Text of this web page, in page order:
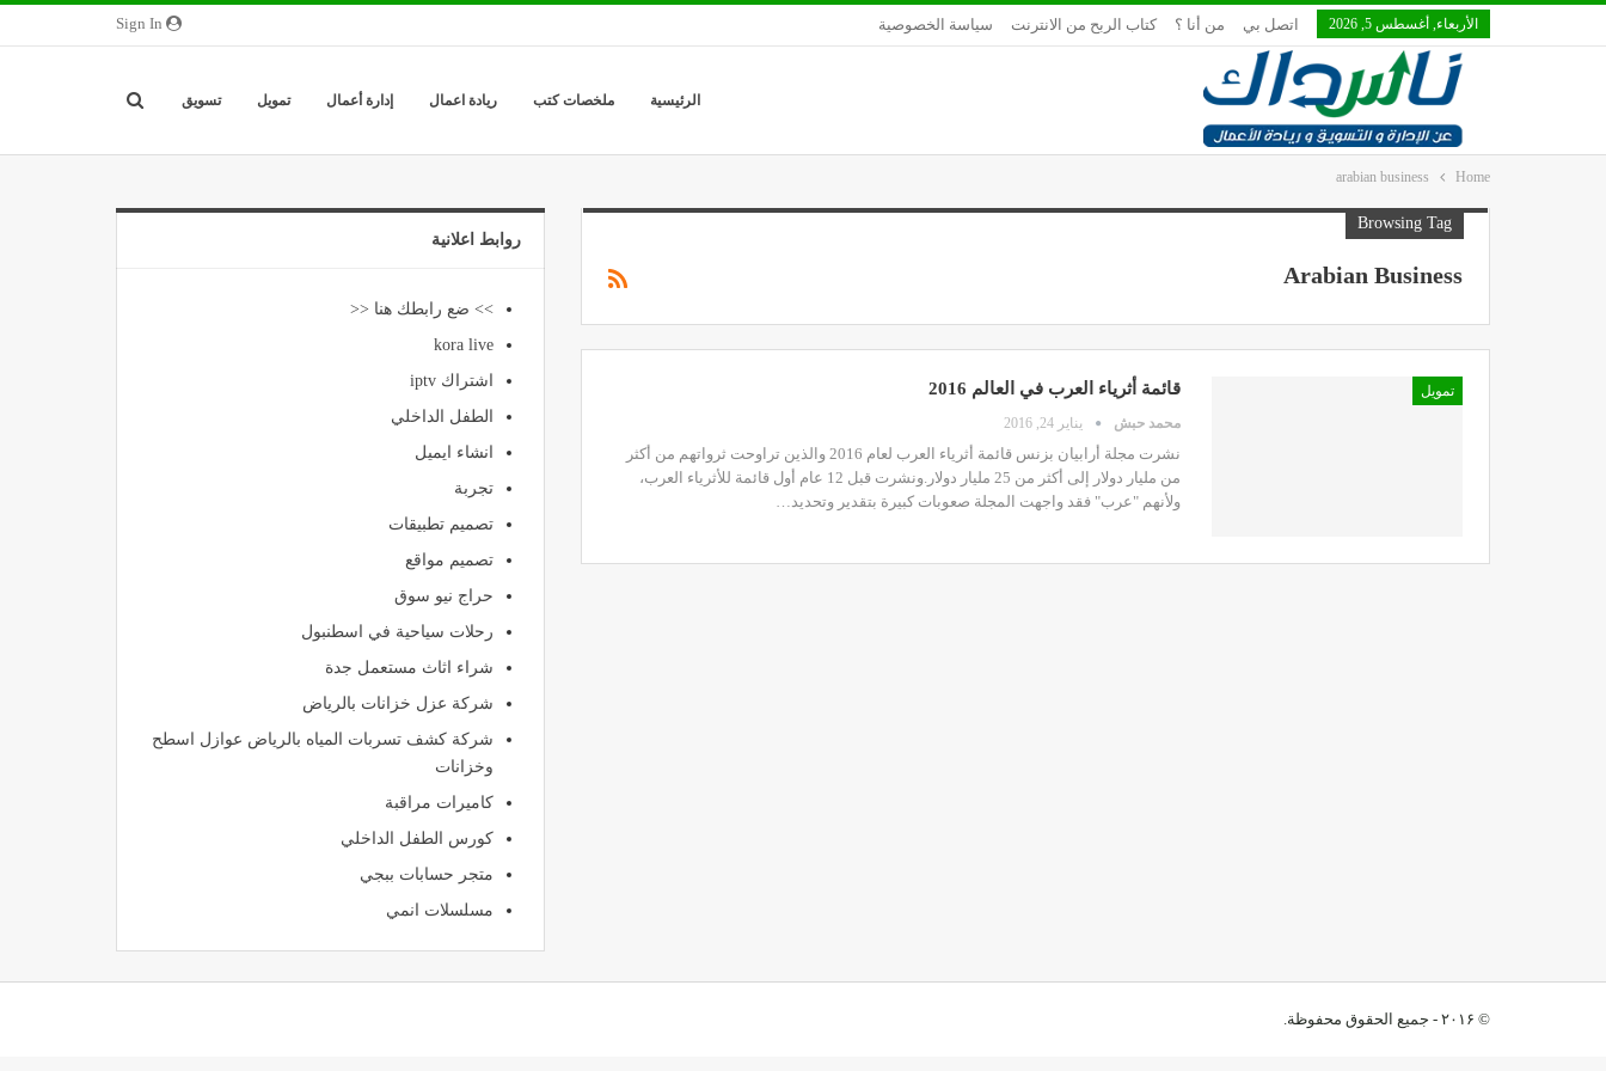
الأربعاء, أغسطس 5, 2026 اتصل بي من أنا ؟ كتاب الربح من الانترنت سياسة الخصوصية
الرئيسية ملخصات كتب ريادة اعمال إدارة أعمال تمويل تسويق
Home
arabian business
Browsing Tag
Arabian Business
تمويل قائمة أثرياء العرب في العالم 2016
محمد حبش يناير 24, 2016
نشرت مجلة أرابيان بزنس قائمة أثرياء العرب لعام 2016 والذين تراوحت ثرواتهم من أكثر
من مليار دولار إلى أكثر من 25 مليار دولار.ونشرت قبل 12 عام أول قائمة للأثرياء العرب،
ولأنهم "عرب" فقد واجهت المجلة صعوبات كبيرة بتقدير وتحديد…
روابط اعلانية
>> ضع رابطك هنا <<
kora live
اشتراك iptv
الطفل الداخلي
انشاء ايميل
تجربة
تصميم تطبيقات
تصميم مواقع
حراج نيو سوق
رحلات سياحية في اسطنبول
شراء اثاث مستعمل جدة
شركة عزل خزانات بالرياض
شركة كشف تسربات المياه بالرياض عوازل اسطح
وخزانات
كاميرات مراقبة
كورس الطفل الداخلي
متجر حسابات ببجي
مسلسلات انمي
© ۲۰۱۶ - جميع الحقوق محفوظة.